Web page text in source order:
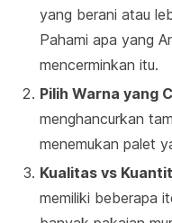
yang berani atau
Pahami apa yang
mencerminkan itu.
Pilih Warna yang
menghancurkan
menemukan palet
Kualitas vs
memiliki beberapa